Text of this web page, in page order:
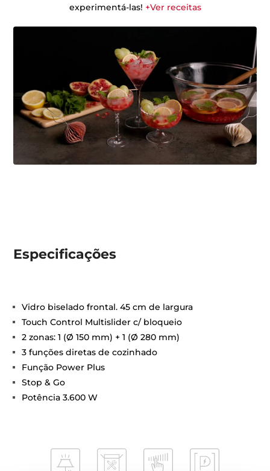
experimentá-las! +Ver receitas
Especificações
Vidro biselado frontal. 45 cm de largura
Touch Control Multislider c/ bloqueio
2 zonas: 1 (Ø 150 mm) + 1 (Ø 280 mm)
3 funções diretas de cozinhado
Função Power Plus
Stop & Go
Potência 3.600 W